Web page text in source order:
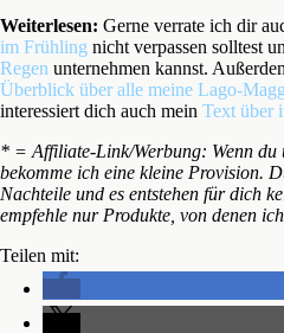
Weiterlesen: Gerne verrate ich dir
im Frühling nicht verpassen solltest
Regen unternehmen kannst.
Überblick über alle meine Lago-
interessiert dich auch mein Text über
* = Affiliate-Link/Werbung: Wenn du
bekomme ich eine kleine Provision.
Nachteile und es entstehen für dich
empfehle nur Produkte, von denen
Teilen mit: